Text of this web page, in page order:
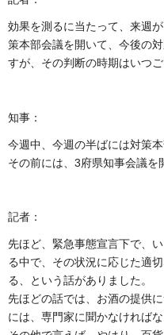
効果を測るに当たって、来週
策本部会議を開いて、今後の
すが、その判断の時期はいつご
知事：
今週中、今週の半ばには対策
その前には、3府県知事会議を
記者：
先ほど、緊急事態宣言下で、
る中で、その状況に応じた適
る、という話がありました。
先ほどの話では、お酒の提供
には、専門家に聞かなければな